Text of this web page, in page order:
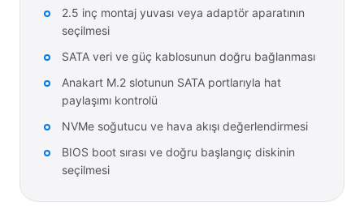
2.5 inç montaj yuvası veya adaptör aparatının
seçilmesi
SATA veri ve güç kablosunun doğru bağlanması
Anakart M.2 slotunun SATA portlarıyla hat
paylaşımı kontrolü
NVMe soğutucu ve hava akışı değerlendirmesi
BIOS boot sırası ve doğru başlangıç diskinin
seçilmesi